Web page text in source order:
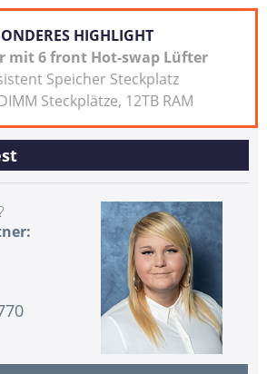
HIGHLIGHT
mit 6 front Hot-swap Lüfter
Speicher Steckplatz
Steckplätze, 12TB RAM